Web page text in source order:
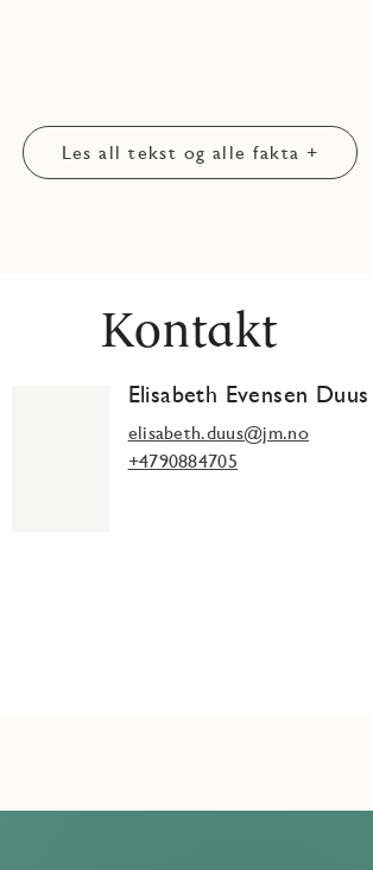
Les all tekst og alle fakta +
Kontakt
Elisabeth Evensen Duus
elisabeth.duus@jm.no
+4790884705